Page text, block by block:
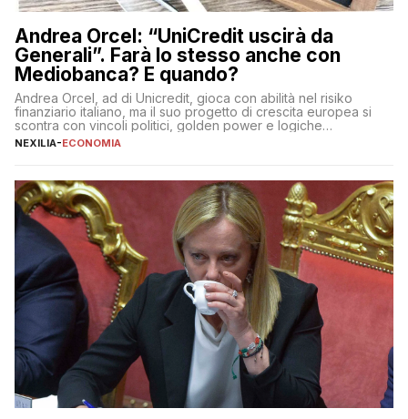
Andrea Orcel: “UniCredit uscirà da
Generali”. Farà lo stesso anche con
Mediobanca? E quando?
Andrea Orcel, ad di Unicredit, gioca con abilità nel risiko
finanziario italiano, ma il suo progetto di crescita europea si
scontra con vincoli politici, golden power e logiche
protezionistiche. Orcel e la mossa su Generali Andrea Orcel,
NEXILIA-ECONOMIA